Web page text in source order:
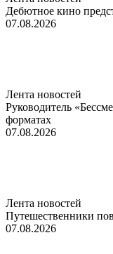
Дебютное кино
07.08.2026
Лента новостей
Руководитель
форматах
07.08.2026
Лента новостей
Путешественники
07.08.2026